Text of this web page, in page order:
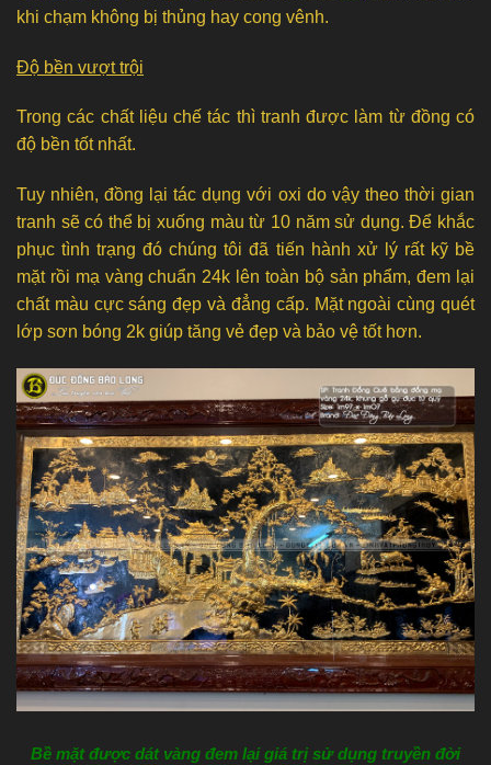
khi chạm không bị thủng hay cong vênh.
Độ bền vượt trội
Trong các chất liệu chế tác thì tranh được làm từ đồng có
độ bền tốt nhất.
Tuy nhiên, đồng lại tác dụng với oxi do vậy theo thời gian
tranh sẽ có thể bị xuống màu từ 10 năm sử dụng. Để khắc
phục tình trạng đó chúng tôi đã tiến hành xử lý rất kỹ bề
mặt rồi mạ vàng chuẩn 24k lên toàn bộ sản phẩm, đem lại
chất màu cực sáng đẹp và đẳng cấp. Mặt ngoài cùng quét
lớp sơn bóng 2k giúp tăng vẻ đẹp và bảo vệ tốt hơn.
Bề mặt được dát vàng đem lại giá trị sử dụng truyền đời